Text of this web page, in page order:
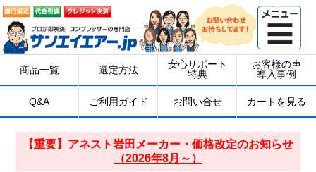
【重要】アネスト岩田メーカー・価格改定のお知らせ
（2026年8月～）
商品一覧 選定方法
安心サポート
特典
お客様の声
導入事例
Q&A ご利用ガイド お問い合せ カートを見る